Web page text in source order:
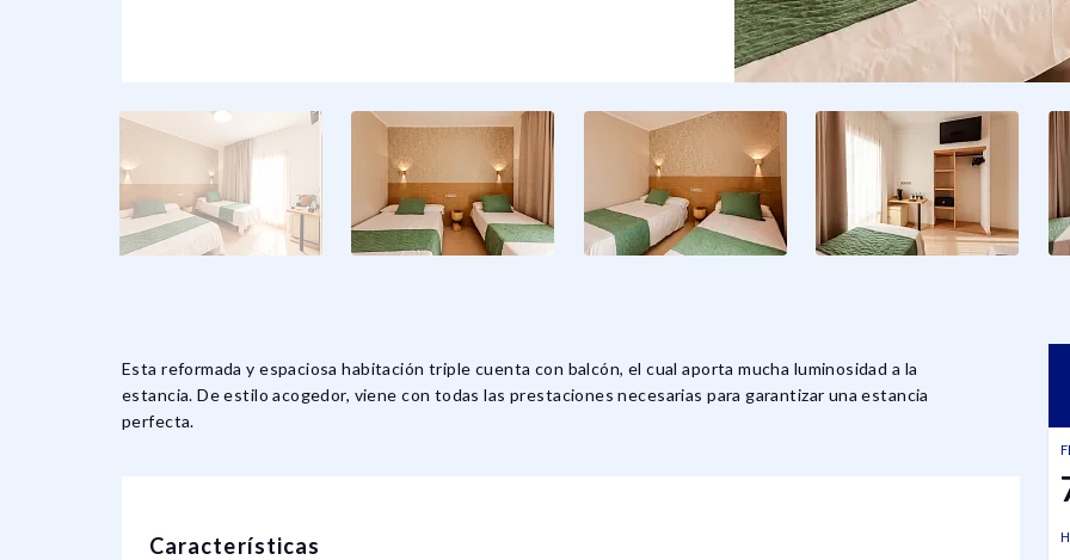
Esta reformada y espaciosa habitación triple cuenta con balcón, el cual aporta mucha luminosidad a la
estancia. De estilo acogedor, viene con todas las prestaciones necesarias para garantizar una estancia
perfecta.
Características